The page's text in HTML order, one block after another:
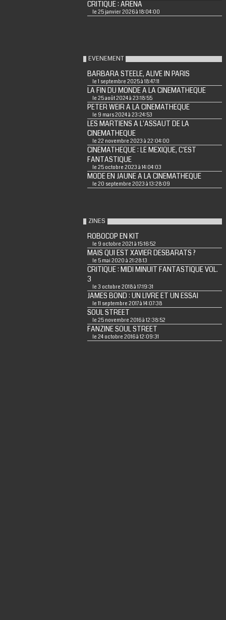
CRITIQUE : ARENA
le 25 janvier 2026 à 18:04:00
EVENEMENT
BARBARA STEELE, ALIVE IN PARIS
le 1 septembre 2025 à 18:47:11
LA FIN DU MONDE A LA CINEMATHEQUE
le 25 août 2024 à 23:18:55
PETER WEIR A LA CINEMATHEQUE
le 9 mars 2024 à 23:24:53
LES MARTIENS A L'ASSAUT DE LA
CINEMATHEQUE
le 22 novembre 2023 à 22:04:00
CINEMATHEQUE : LE MEXIQUE, C'EST
FANTASTIQUE
le 25 octobre 2023 à 14:04:03
MODE EN JAUNE A LA CINEMATHEQUE
le 20 septembre 2023 à 13:28:09
ZINES
ROBOCOP EN KIT
le 9 octobre 2021 à 15:16:52
MAIS QUI EST XAVIER DESBARATS ?
le 5 mai 2020 à 21:28:13
CRITIQUE : MIDI MINUIT FANTASTIQUE VOL.
3
le 3 octobre 2018 à 17:19:31
JAMES BOND : UN LIVRE ET UN ESSAI
le 11 septembre 2017 à 14:07:38
SOUL STREET
le 25 novembre 2016 à 12:38:52
FANZINE SOUL STREET
le 24 octobre 2016 à 12:09:31